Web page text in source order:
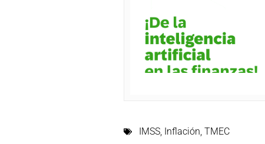
IMSS, Inflación,TMEC